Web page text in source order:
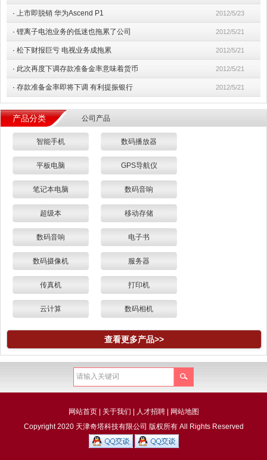
· 上市即脱销 华为Ascend P1 2012/5/23
· 锂离子电池业务的低迷也拖累了公司 2012/5/21
· 松下财报巨亏 电视业务成拖累 2012/5/21
· 此次再度下调存款准备金率意味着货币 2012/5/21
· 存款准备金率即将下调 有利提振银行 2012/5/21
产品分类 公司产品
智能手机 数码播放器
平板电脑 GPS导航仪
笔记本电脑 数码音响
超级本 移动存储
数码音响 电子书
数码摄像机 服务器
传真机 打印机
云计算 数码相机
查看更多产品>>
网站首页| 关于我们 人才招聘|
网站地图
Copyright 2020 天津奇塔科技有限公司 版权所有 All Rights Reserved